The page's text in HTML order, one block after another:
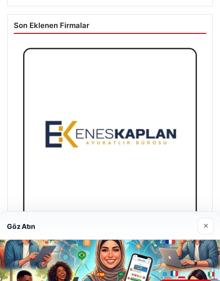
Son Eklenen Firmalar
Enes Kaplan Avukatlık Bürosu
28/04/2026
Göz Atın ×